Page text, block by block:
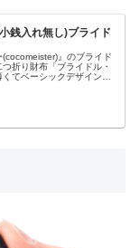
銭入れ無し)ブライド
』のブライド
折り財布「ブライドル・
てベーシックデザインで